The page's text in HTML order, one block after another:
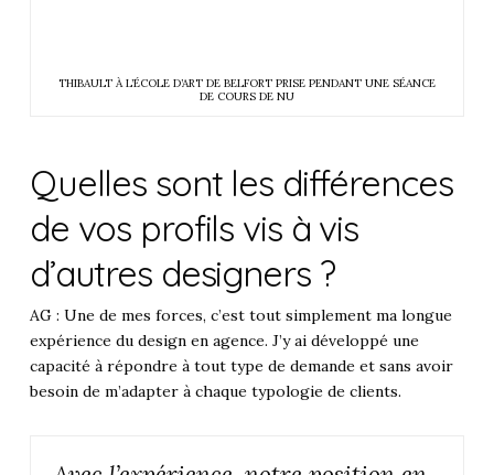
THIBAULT À L’ÉCOLE D’ART DE BELFORT PRISE PENDANT UNE SÉANCE
DE COURS DE NU
Quelles sont les différences
de vos profils vis à vis
d’autres designers ?
AG : Une de mes forces, c’est tout simplement ma longue
expérience du design en agence. J’y ai développé une
capacité à répondre à tout type de demande et sans avoir
besoin de m’adapter à chaque typologie de clients.